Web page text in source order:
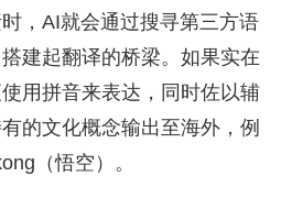
，AI就会通过搜寻第三方语
建起翻译的桥梁。如果实在
用拼音来表达，同时佐以辅
的文化概念输出至海外，例
（悟空）。